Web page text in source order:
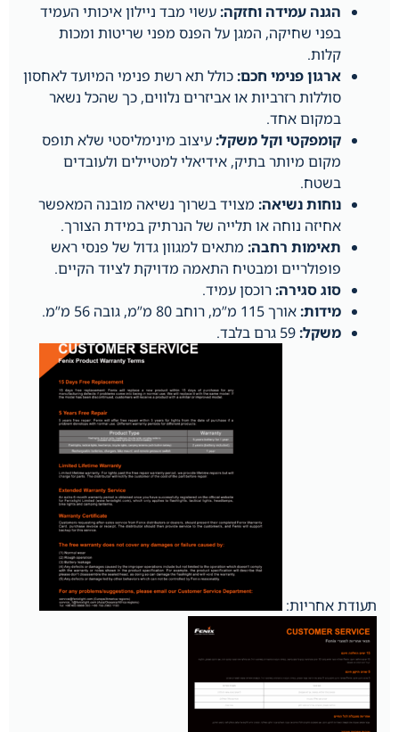
הגנה עמידה וחזקה:עשוי מבד ניילון איכותי העמיד
בפני שחיקה, המגן על הפנס מפני שריטות ומכות
קלות.
ארגון פנימי חכם:כולל תא רשת פנימי המיועד לאחסון
סוללות רזרביות או אביזרים נלווים, כך שהכל נשאר
במקום אחד.
קומפקטי וקל משקל:עיצוב מינימליסטי שלא תופס
מקום מיותר בתיק, אידיאלי למטיילים ולעובדים
בשטח.
נוחות נשיאה: מצויד בשרוך נשיאה מובנה המאפשר
אחיזה נוחה או תלייה של הנרתיק במידת הצורך.
תאימות רחבה: מתאים למגוון גדול של פנסי ראש
פופולריים ומבטיח התאמה מדויקת לציוד הקיים.
סוג סגירה:רוכסן עמיד.
מידות:אורך 115 מ”מ, רוחב 80 מ”מ, גובה 56 מ”מ.
משקל:
תעודת אחריות: